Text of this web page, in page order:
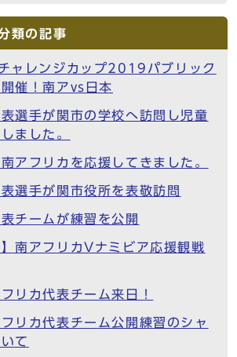
類の記事
ャレンジカップ2019パブリック
催！南アvs日本
選手が関市の学校へ訪問し児童
ました。
アフリカを応援してきました。
選手が関市役所を表敬訪問
チームが練習を公開
】南アフリカVナミビア応援観戦
リカ代表チーム来日！
リカ代表チーム公開練習のシャ
て